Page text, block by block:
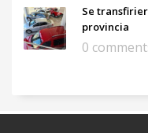
Se
provincia
0